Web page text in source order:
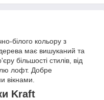
білого кольору з
дерева має вишуканий та
більшості стилів, від
лофт. Добре
вікнами.
Kraft